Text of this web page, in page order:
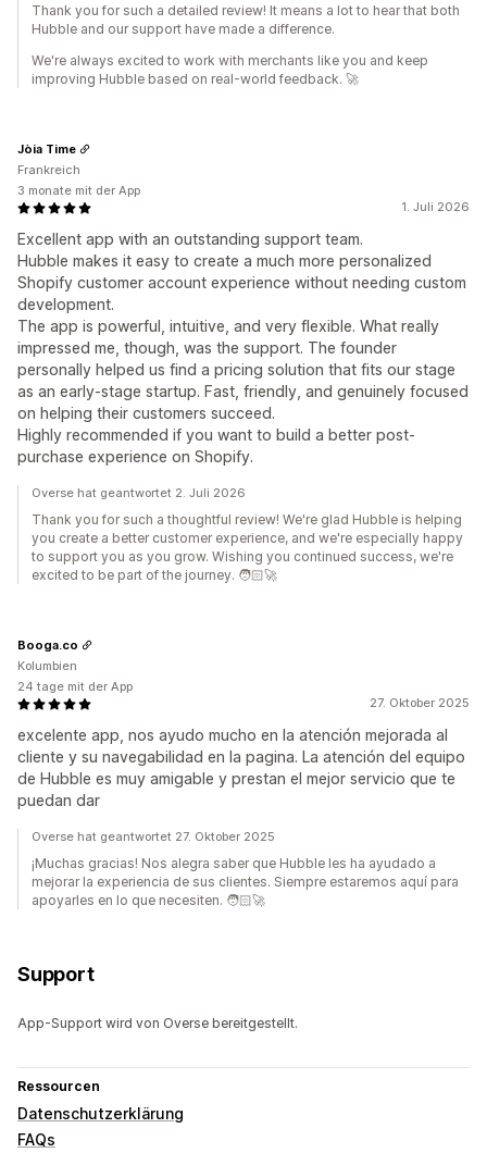
Thank you for such a detailed review! It means a lot to hear that both
Hubble and our support have made a difference.
We're always excited to work with merchants like you and keep
improving Hubble based on real-world feedback. 🚀
1. Juli 2026
Excellent app with an outstanding support team.
Hubble makes it easy to create a much more personalized
Shopify customer account experience without needing custom
development.
The app is powerful, intuitive, and very flexible. What really
impressed me, though, was the support. The founder
personally helped us find a pricing solution that fits our stage
as an early-stage startup. Fast, friendly, and genuinely focused
on helping their customers succeed.
Highly recommended if you want to build a better post-
purchase experience on Shopify.
Jòia Time
Frankreich
3 monate mit der App
Overse hat geantwortet 2. Juli 2026
Thank you for such a thoughtful review! We're glad Hubble is helping
you create a better customer experience, and we're especially happy
to support you as you grow. Wishing you continued success, we're
excited to be part of the journey. 🧑🏻‍🚀
27. Oktober 2025
excelente app, nos ayudo mucho en la atención mejorada al
cliente y su navegabilidad en la pagina. La atención del equipo
de Hubble es muy amigable y prestan el mejor servicio que te
puedan dar
Booga.co
Kolumbien
24 tage mit der App
Overse hat geantwortet 27. Oktober 2025
¡Muchas gracias! Nos alegra saber que Hubble les ha ayudado a
mejorar la experiencia de sus clientes. Siempre estaremos aquí para
apoyarles en lo que necesiten. 🧑🏻‍🚀
Support
App-Support wird von Overse bereitgestellt.
Ressourcen
Datenschutzerklärung
FAQs